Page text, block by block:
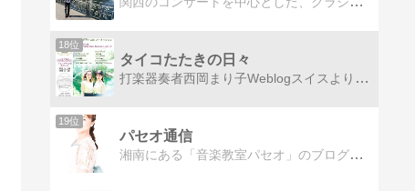
18位
タイコたたきの日々
打楽器奏者西岡まり子Weblogスイスより日々のつれづれ。
19位
パセオ通信
湘南にある「音楽教室パセオ」のブログですレッスンの紹介からライブのお知らせ、スタッフのぼやきまで色々書いています（笑）